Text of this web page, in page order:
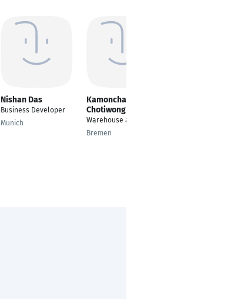
Nishan Das
Business Developer
Munich
Kamonchanok
Chotiwong
Warehouse associate
Bremen